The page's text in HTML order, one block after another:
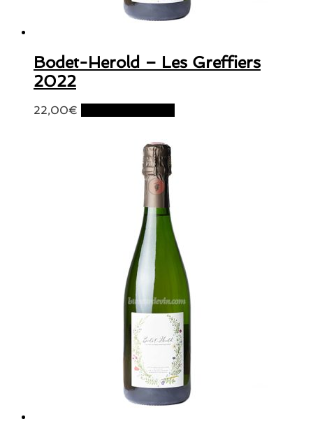
Bodet-Herold – Les Greffiers
2022
22,00€